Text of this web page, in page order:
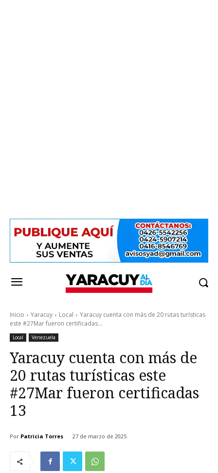
Inicio Yaracuy Local
Yaracuy cuenta con más de 20 rutas turísticas
este #27Mar fueron certificadas...
Local Venezuela
Yaracuy cuenta con más de
20 rutas turísticas este
#27Mar fueron certificadas
13
Por Patricia Torres 27 de marzo de 2025